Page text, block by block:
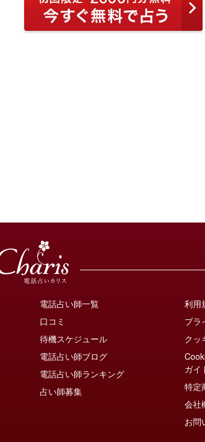
電話占い師一覧
口コミ
待機スケジュール
電話占い師ブログ
電話占い師ランキング
占い師募集
利用
プラ
クッ
ガイ
特定
会社
お問